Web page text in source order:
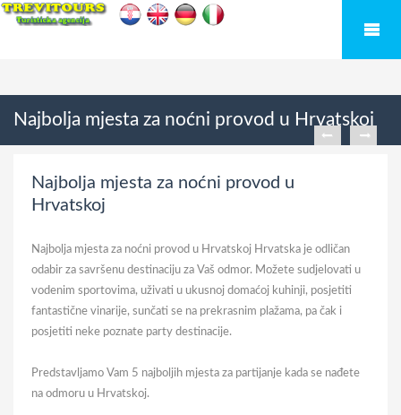
Najbolja mjesta za noćni provod u Hrvatskoj
Najbolja mjesta za noćni provod u
Hrvatskoj
Najbolja mjesta za noćni provod u Hrvatskoj Hrvatska je odličan
odabir za savršenu destinaciju za Vaš odmor. Možete sudjelovati u
vodenim sportovima, uživati u ukusnoj domaćoj kuhinji, posjetiti
fantastične vinarije, sunčati se na prekrasnim plažama, pa čak i
posjetiti neke poznate party destinacije.
Predstavljamo Vam 5 najboljih mjesta za partijanje kada se nađete
na odmoru u Hrvatskoj.